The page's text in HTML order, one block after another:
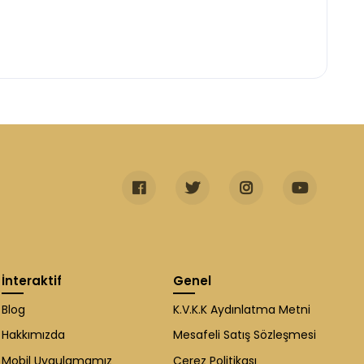
İnteraktif
Blog
Hakkımızda
Mobil Uygulamamız
Genel
K.V.K.K Aydınlatma Metni
Mesafeli Satış Sözleşmesi
Çerez Politikası